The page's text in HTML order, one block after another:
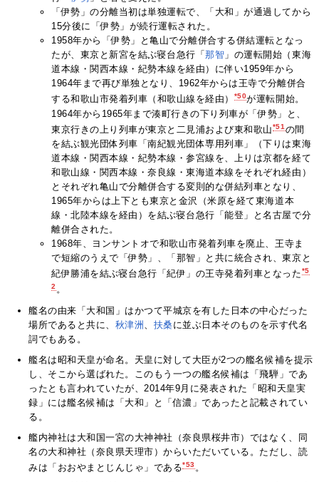
「伊勢」の分離当初は単独運転で、「大和」が通過してから
15分後に「伊勢」が続行運転された。
1958年から「伊勢」と亀山で分離併合する併結運転となっ
たが、東京と新宮を結ぶ寝台急行「那智 」の運転開始（東海
道本線・関西本線・紀勢本線を経由）に伴い1959年から
1964年まで再び単独となり、1962年からは王寺で分離併合
する和歌山市発着列車（和歌山線を経由）
*50が運転開始。
1964年から1965年まで湊町行きの下り列車が「伊勢」と、
東京行きの上り列車が東京と二見浦および東和歌山*51 の間
を結ぶ観光団体列車「南紀観光団体専用列車」（下りは東海
道本線・関西本線・紀勢本線・参宮線を、上りは京都を経て
和歌山線・関西本線・奈良線・東海道本線をそれぞれ経由）
とそれぞれ亀山で分離併合する変則的な併結列車となり、
1965年からは上下とも東京と金沢（米原を経て東海道本
線・北陸本線を経由）を結ぶ寝台急行「能登」と名古屋で分
離併合された。
1968年、ヨンサントオで和歌山市発着列車を廃止、王寺ま
で短縮のうえで「伊勢」、「那智」と共に統合され、東京と
紀伊勝浦を結ぶ寝台急行「紀伊」の王寺発着列車となった*5
2。
艦名の由来「大和国」はかつて平城京を有した日本の中心だった
場所であると共に、 秋津洲 扶桑 に並ぶ日本そのものを示す代名
詞でもある。
艦名は昭和天皇が命名。天皇に対して大臣が2つの艦名候補を提示
し、そこから選ばれた。このもう一つの艦名候補は「飛騨」であ
ったとも言われていたが、2014年9月に発表された「昭和天皇実
録」には艦名候補は「大和」と「信濃」であったと記載されてい
る。
艦内神社は大和国一宮の大神神社（奈良県桜井市）ではなく、同
名の大和神社（奈良県天理市）からいただいている。ただし、読
みは「おおやまとじんじゃ」である*53。